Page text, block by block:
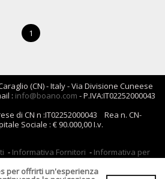
1
(CN) - Italy - Via Divisione Cuneese
: info@boano.com - P.IVA:IT02252000043
di CN n :IT02252000043 Rea n. CN-
Sociale : € 90.000,00 I.v.
- Informativa Fornitori - Informativa per
i curriculum-Informativa cookies
di Vendita
per offrirti un'esperienza